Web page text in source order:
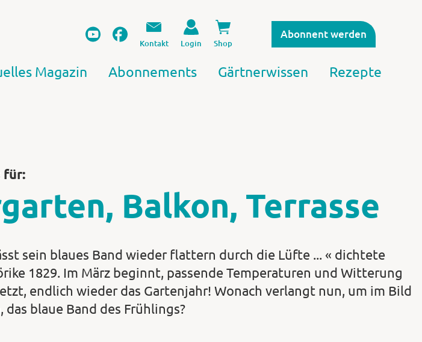
Kontakt Login Shop
Abonnent werden
Magazin Abonnements Gärtnerwissen Rezepte
für:
Balkon, Terrasse
sein blaues Band wieder flattern durch die Lüfte ... « dichtete
1829. Im März beginnt, passende Temperaturen und Witterung
endlich wieder das Gartenjahr! Wonach verlangt nun, um im Bild
das blaue Band des Frühlings?